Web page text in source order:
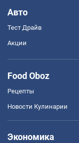
Авто
Тест Драйв
Акции
Food Oboz
Рецепты
Новости Кулинарии
Экономика